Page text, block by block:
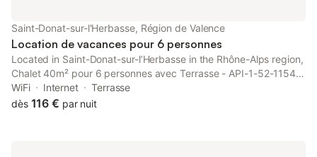
Saint-Donat-sur-l'Herbasse, Région de Valence
Location de vacances pour 6 personnes
Located in Saint-Donat-sur-lʼHerbasse in the Rhône-Alps region,
Chalet 40m² pour 6 personnes avec Terrasse - API-1-52-1154
features a terrace.
WiFi Internet
Terrasse
dès 116 € par nuit